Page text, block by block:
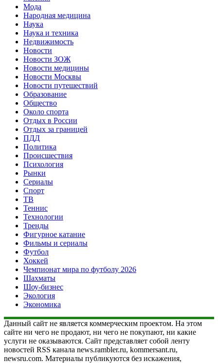
Мода
Народная медицина
Наука
Наука и техника
Недвижимость
Новости
Новости ЗОЖ
Новости медицины
Новости Москвы
Новости путешествий
Образование
Общество
Около спорта
Отдых в России
Отдых за границей
ПДД
Политика
Происшествия
Психология
Рынки
Сериалы
Спорт
ТВ
Теннис
Технологии
Тренды
Фигурное катание
Фильмы и сериалы
Футбол
Хоккей
Чемпионат мира по футболу 2026
Шахматы
Шоу-бизнес
Экология
Экономика
Данный сайт не является коммерческим проектом. На этом
сайте ни чего не продают, ни чего не покупают, ни какие
услуги не оказываются. Сайт представляет собой ленту
новостей RSS канала news.rambler.ru, kommersant.ru,
newsru.com. Материалы публикуются без искажения,